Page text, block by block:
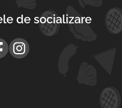
de socializare